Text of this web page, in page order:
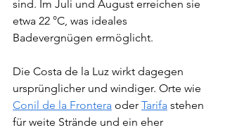
sind. Im Juli und August erreichen sie
etwa 22 °C, was ideales
Badevergnügen ermöglicht.
Die Costa de la Luz wirkt dagegen
ursprünglicher und windiger. Orte wie
Conil de la Frontera oder Tarifa stehen
für weite Strände und ein eher